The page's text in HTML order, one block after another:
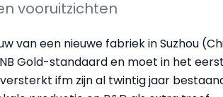
vooruitzichten
van een nieuwe fabriek in Suzhou
Gold-standaard en moet in het
ifm zijn al twintig jaar